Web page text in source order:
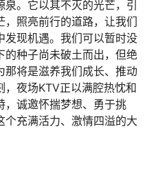
。它以其不灭的光芒，引
照亮前行的道路，让我们
发现机遇。我们可以暂时没
的种子尚未破土而出，但绝
那将是滋养我们成长、推动
夜场KTV正以满腔热忱和
，诚邀怀揣梦想、勇于挑
个充满活力、激情四溢的大